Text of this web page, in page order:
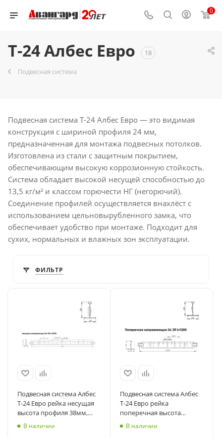
0
T-24 Албес Евро 18
Подвесная система
Подвесная система T-24 Албес Евро — это видимая
конструкция с шириной профиля 24 мм,
предназначенная для монтажа подвесных потолков.
Изготовлена из стали с защитным покрытием,
обеспечивающим высокую коррозионную стойкость.
Система обладает высокой несущей способностью до
13,5 кг/м² и классом горючести НГ (негорючий).
Соединение профилей осуществляется внахлёст с
использованием цельновырубленного замка, что
обеспечивает удобство при монтаже. Подходит для
сухих, нормальных и влажных зон эксплуатации.
ФИЛЬТР
Подвесная система Албес
T-24 Евро рейка несущая
высота профиля 38мм,
длина 3700мм, белый
В наличии
Подвесная система Албес
T-24 Евро рейка
поперечная высота
профиля 29мм, длина
В наличии